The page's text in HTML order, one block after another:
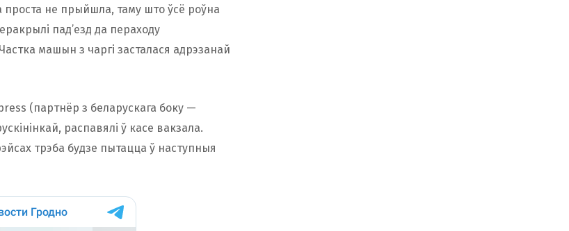
проста не прыйшла, таму што ўсё роўна
пад’езд да пераходу
машын з чаргі засталася адрэзанай
(партнёр з беларускага боку —
распавялі ў касе вакзала.
трэба будзе пытацца ў наступныя